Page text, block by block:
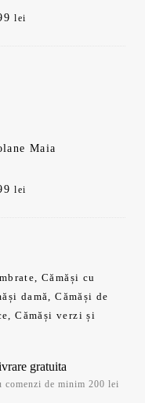
lei
Maia
lei
,Cămăși cu
damă,Cămăși de
,Cămăși verzi și
gratuita
comenzi de minim 200 lei